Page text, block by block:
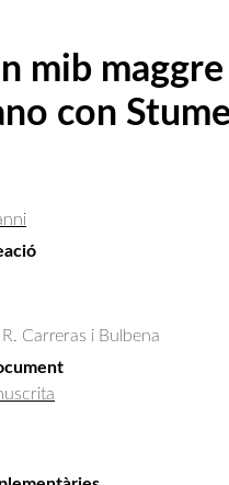
mib
con
Carreras i Bulbena